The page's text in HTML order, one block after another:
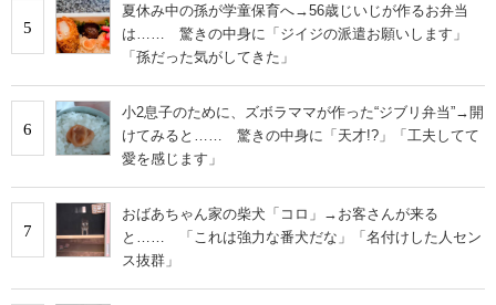
5
夏休み中の孫が学童保育へ→56歳じいじが作るお弁当
は…… 驚きの中身に「ジイジの派遣お願いします」
「孫だった気がしてきた」
6
小2息子のために、ズボラママが作った“ジブリ弁当”→開
けてみると…… 驚きの中身に「天才!?」「工夫してて
愛を感じます」
7
おばあちゃん家の柴犬「コロ」→お客さんが来る
と…… 「これは強力な番犬だな」「名付けした人セン
ス抜群」